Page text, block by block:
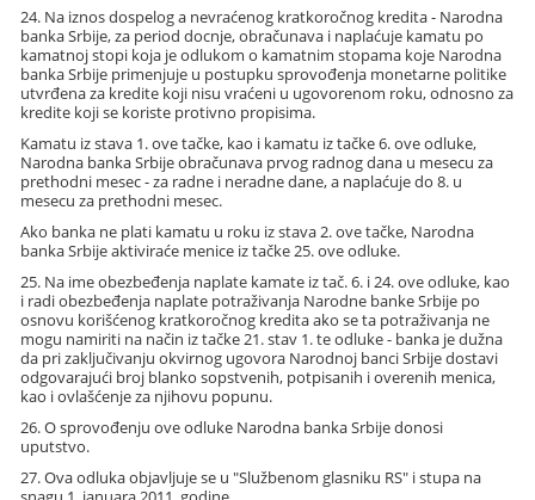
24. Na iznos dospelog a nevraćenog kratkoročnog kredita - Narodna
banka Srbije, za period docnje, obračunava i naplaćuje kamatu po
kamatnoj stopi koja je odlukom o kamatnim stopama koje Narodna
banka Srbije primenjuje u postupku sprovođenja monetarne politike
utvrđena za kredite koji nisu vraćeni u ugovorenom roku, odnosno za
kredite koji se koriste protivno propisima.
Kamatu iz stava 1. ove tačke, kao i kamatu iz tačke 6. ove odluke,
Narodna banka Srbije obračunava prvog radnog dana u mesecu za
prethodni mesec - za radne i neradne dane, a naplaćuje do 8. u
mesecu za prethodni mesec.
Ako banka ne plati kamatu u roku iz stava 2. ove tačke, Narodna
banka Srbije aktiviraće menice iz tačke 25. ove odluke.
25. Na ime obezbeđenja naplate kamate iz tač. 6. i 24. ove odluke, kao
i radi obezbeđenja naplate potraživanja Narodne banke Srbije po
osnovu korišćenog kratkoročnog kredita ako se ta potraživanja ne
mogu namiriti na način iz tačke 21. stav 1. te odluke - banka je dužna
da pri zaključivanju okvirnog ugovora Narodnoj banci Srbije dostavi
odgovarajući broj blanko sopstvenih, potpisanih i overenih menica,
kao i ovlašćenje za njihovu popunu.
26. O sprovođenju ove odluke Narodna banka Srbije donosi
uputstvo.
27. Ova odluka objavljuje se u "Službenom glasniku RS" i stupa na